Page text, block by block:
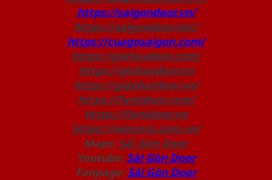
https://saigondoor.vn/
https://saigondoor.net/
https://cuagosaigon.com/
https://giahuydoor.com/
https://giahuydoor.vn
https://giaphatdoor.vn/
https://famidoor.com/
https://famidoor.vn
https://wincorp.com.vn/
Maps: Sài Gòn Door
Youtube: Sài Gòn Door
Fanpage: Sài Gòn Door